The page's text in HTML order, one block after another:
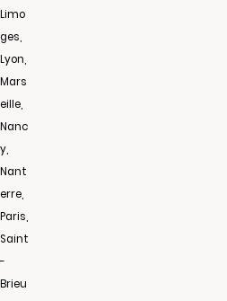
Limo
ges,
Lyon,
Mars
eille,
Nanc
y,
Nant
erre,
Paris,
Saint
-
Brieu